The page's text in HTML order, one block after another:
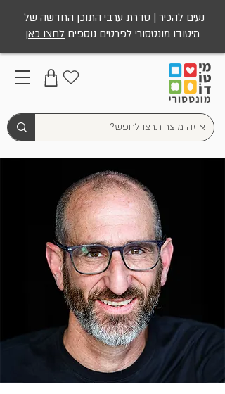
מיטודו מונטסורי לפרטים נוספים לחצו כאן